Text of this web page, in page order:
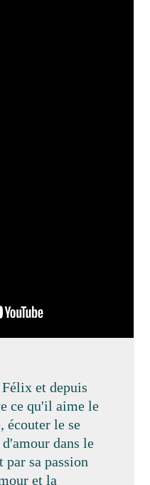
et depuis
ce qu'il aime le
écouter le se
dans le
sa passion
et la